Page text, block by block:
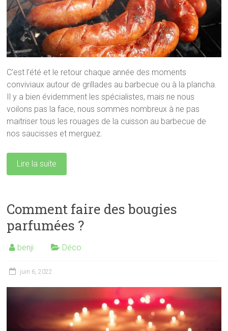
C’est l’été et le retour chaque année des moments
conviviaux autour de grillades au barbecue ou à la plancha.
Il y a bien évidemment les spécialistes, mais ne nous
voilons pas la face, nous sommes nombreux à ne pas
maitriser tous les rouages de la cuisson au barbecue de
nos saucisses et merguez.
Lire la suite
Comment faire des bougies
parfumées ?
benji Déco
juin 6, 2022